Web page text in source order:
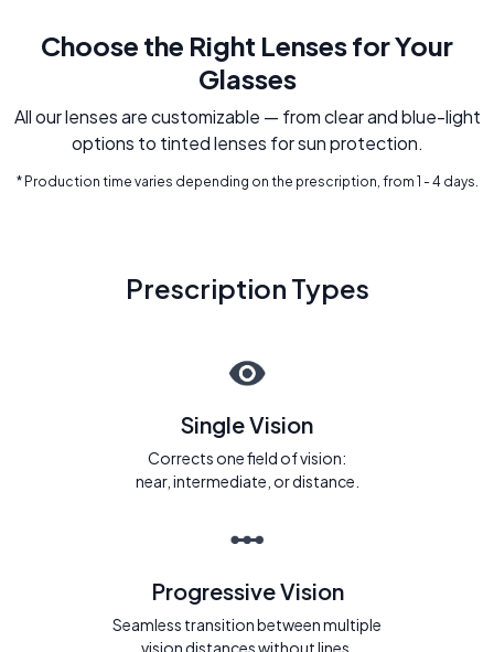
Choose the Right Lenses for Your
Glasses
All our lenses are customizable — from clear and blue-light
options to tinted lenses for sun protection.
* Production time varies depending on the prescription, from 1 - 4 days.
Prescription Types
Single Vision
Corrects one field of vision:
near, intermediate, or distance.
Progressive Vision
Seamless transition between multiple
vision distances without lines.